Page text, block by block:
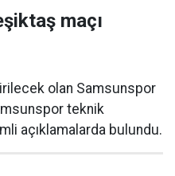
maçı
olan Samsunspor
teknik
açıklamalarda bulundu.